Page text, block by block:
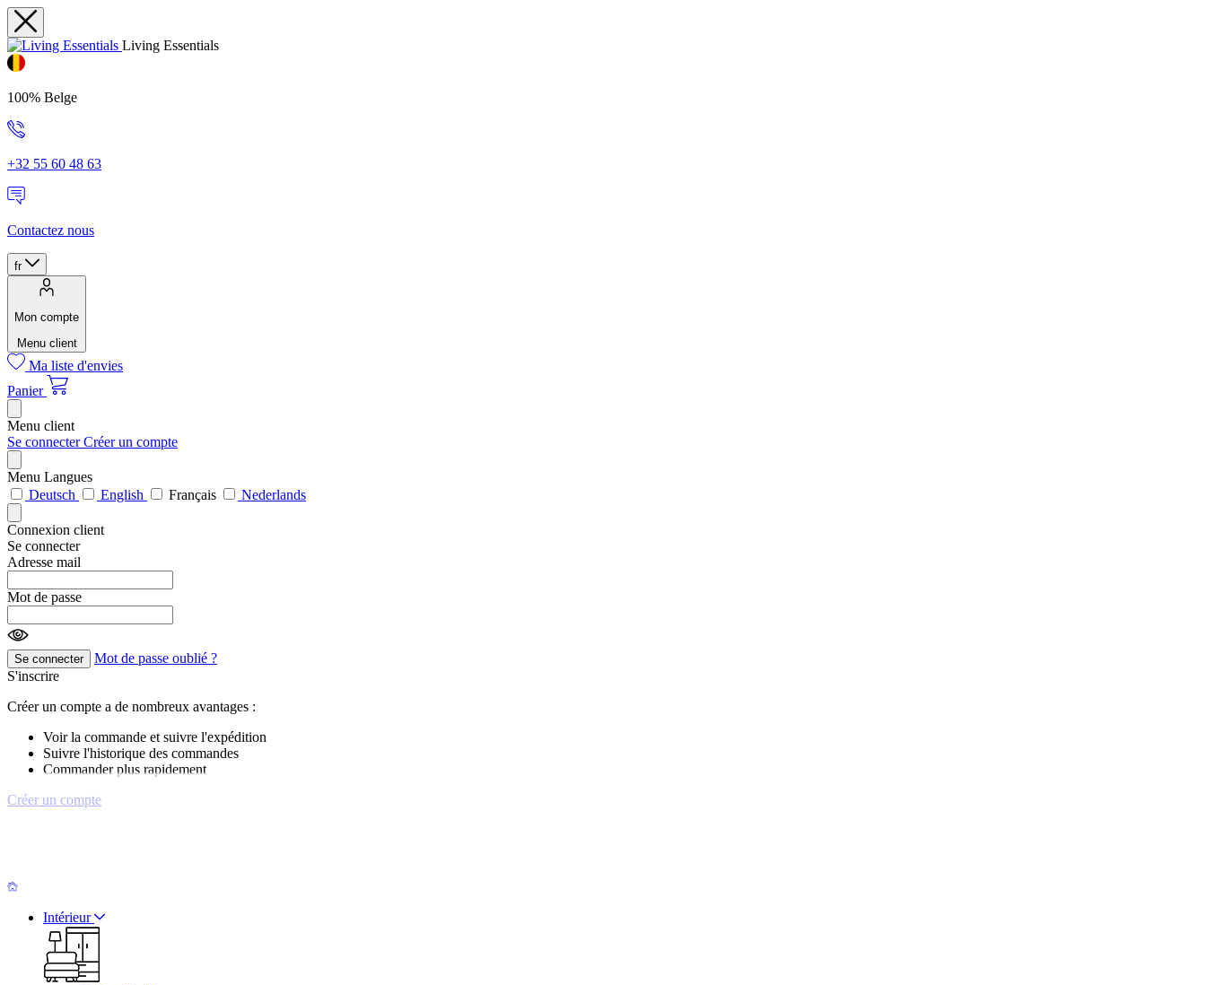
Living Essentials
100% Belge
+32 55 60 48 63
Contactez nous
fr
Mon compte
Menu client
Ma liste d'envies
Panier
Menu client
Se connecterCréer un compte
Menu Langues
Deutsch
English Français Nederlands
Connexion client
Se connecter
Adresse mail
Mot de passe
Se connecter
Mot de passe oublié ?
S'inscrire
Créer un compte a de nombreux avantages :
Voir la commande et suivre l'expédition
Suivre l'historique des commandes
Commander plus rapidement
Créer un compte
Intérieur